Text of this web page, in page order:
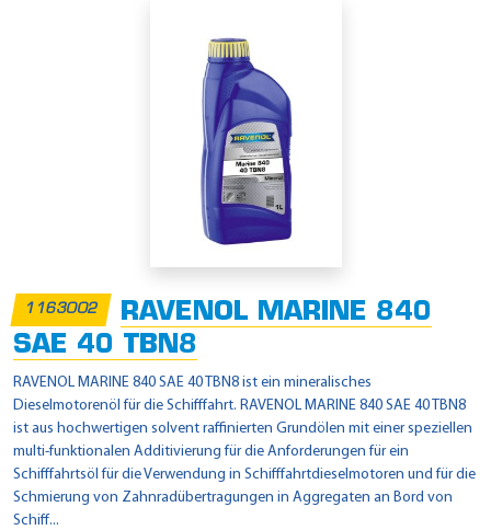
1163002
RAVENOL MARINE 840
SAE 40 TBN8
RAVENOL MARINE 840 SAE 40 TBN8 ist ein mineralisches
Dieselmotorenöl für die Schifffahrt. RAVENOL MARINE 840 SAE 40 TBN8
ist aus hochwertigen solvent raffinierten Grundölen mit einer speziellen
multi-funktionalen Additivierung für die Anforderungen für ein
Schifffahrtsöl für die Verwendung in Schifffahrtdieselmotoren und für die
Schmierung von Zahnradübertragungen in Aggregaten an Bord von
Schiff...